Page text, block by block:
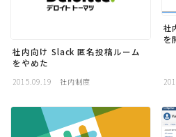
社内向け Slack 匿名投稿ルーム
をやめた
2015.09.19 社内制度
社
を